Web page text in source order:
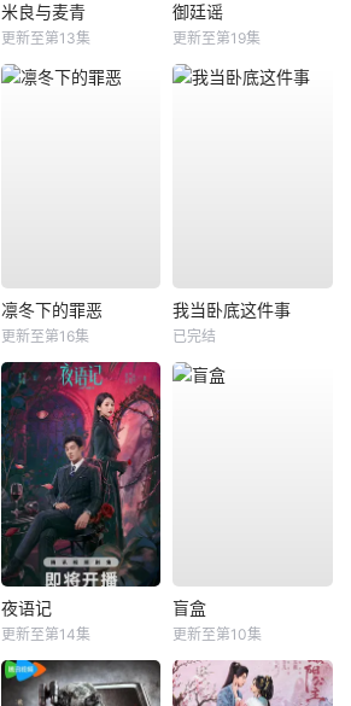
米良与麦青
更新至第13集
御廷谣
更新至第19集
凛冬下的罪恶
更新至第16集
我当卧底这件事
已完结
夜语记
更新至第14集
盲盒
更新至第10集